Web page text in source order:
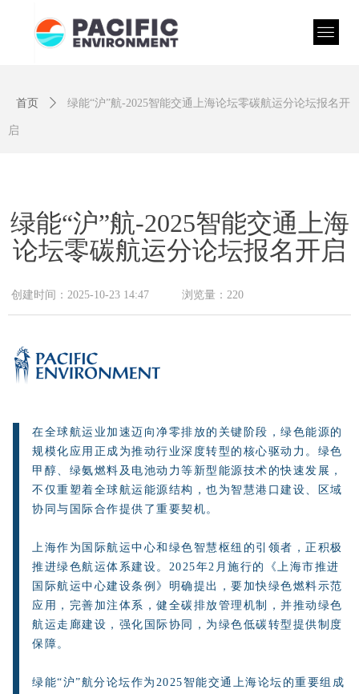
绿能“沪”航-2025智能交通上海
论坛零碳航运分论坛报名开启
在全球航运业加速迈向净零排放的关键阶段，绿色能源的
规模化应用正成为推动行业深度转型的核心驱动力。绿色
甲醇、绿氨燃料及电池动力等新型能源技术的快速发展，
不仅重塑着全球航运能源结构，也为智慧港口建设、区域
协同与国际合作提供了重要契机。
上海作为国际航运中心和绿色智慧枢纽的引领者，正积极
推进绿色航运体系建设。2025年2月施行的《上海市推进
国际航运中心建设条例》明确提出，要加快绿色燃料示范
应用，完善加注体系，健全碳排放管理机制，并推动绿色
航运走廊建设，强化国际协同，为绿色低碳转型提供制度
保障。
绿能“沪”航分论坛作为2025智能交通上海论坛的重要组成
创建时间： 2025-10-23 14:47 浏览量： 220
首页 ꄲ 绿能“沪”航-2025智能交通上海论坛零碳航运分论坛报名开
启